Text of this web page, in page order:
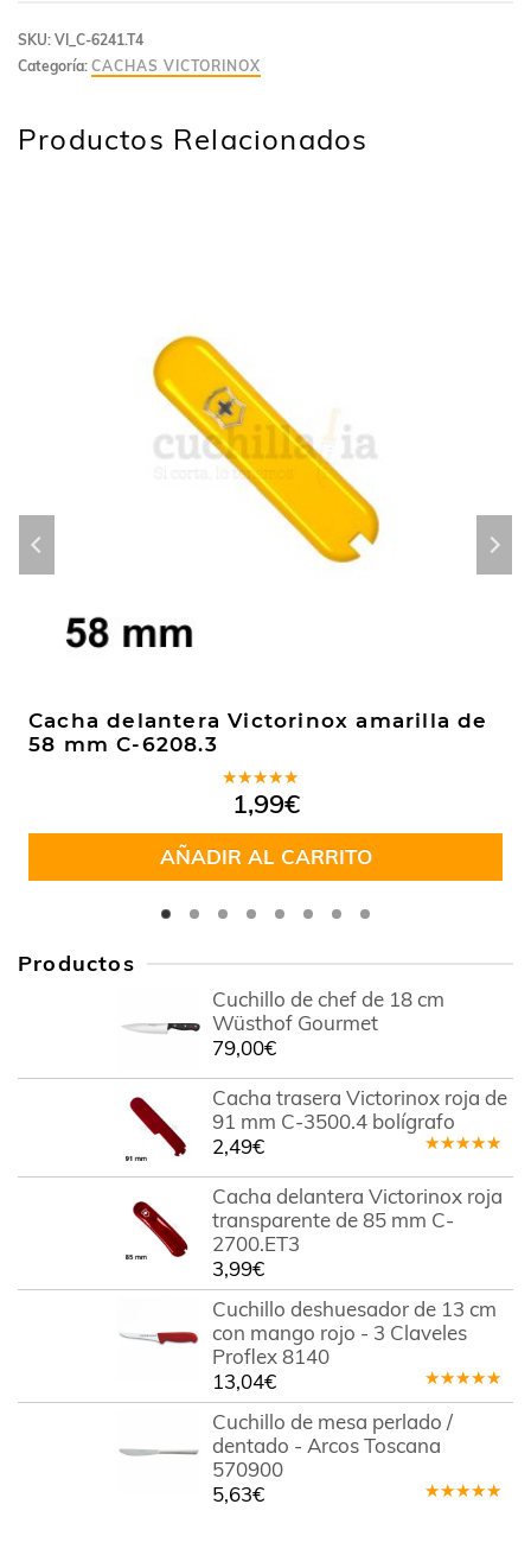
SKU: VI_C-6241.T4
Categoría: CACHAS VICTORINOX
Productos Relacionados
Cacha delantera Victorinox amarilla de
58 mm C-6208.3
Valorado
en5.00de
5
1,99€
AÑADIR AL CARRITO
Productos
Cuchillo de chef de 18 cm
Wüsthof Gourmet
79,00€
Cacha trasera Victorinox roja de
91 mm C-3500.4 bolígrafo
en5.00de
5
2,49€
Cacha delantera Victorinox roja
transparente de 85 mm C-
2700.ET3
3,99€
Cuchillo deshuesador de 13 cm
con mango rojo - 3 Claveles
Proflex 8140
en 5.00
5
13,04€
Cuchillo de mesa perlado /
dentado - Arcos Toscana
570900
5,63€